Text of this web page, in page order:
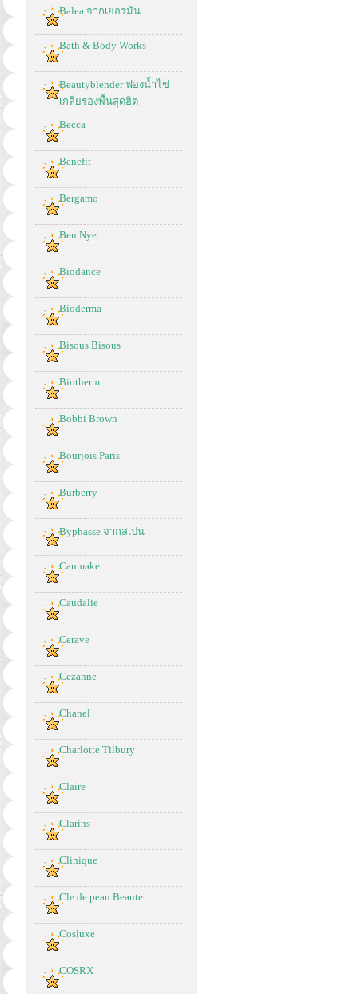
Balea จากเยอรมัน
Bath & Body Works
Beautyblender ฟองน้ำไข่
เกลี่ยรองพื้นสุดฮิต
Becca
Benefit
Bergamo
Ben Nye
Biodance
Bioderma
Bisous Bisous
Biotherm
Bobbi Brown
Bourjois Paris
Burberry
Byphasse จากสเปน
Canmake
Caudalie
Cerave
Cezanne
Chanel
Charlotte Tilbury
Claire
Clarins
Clinique
Cle de peau Beaute
Cosluxe
COSRX